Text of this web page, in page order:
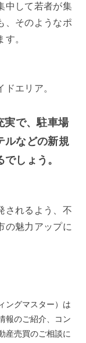
中して若者が集
、そのようなポ
。
エリア。
実で、駐車場
ルなどの新規
しょう。
されるよう、不
の魅力アップに
ングマスター）は
報のご紹介、コン
産売買のご相談に